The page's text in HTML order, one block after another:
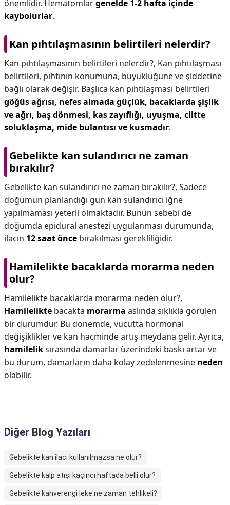
önemlidir. Hematomlargenelde 1-2 hafta içinde
kaybolurlar.
Kan pıhtılaşmasının belirtileri nelerdir?
Kan pıhtılaşmasının belirtileri nelerdir?, Kan pıhtılaşması
belirtileri, pıhtının konumuna, büyüklüğüne ve şiddetine
bağlı olarak değişir. Başlıca kan pıhtılaşması belirtileri
göğüs ağrısı, nefes almada güçlük, bacaklarda şişlik
ve ağrı, baş dönmesi, kas zayıflığı, uyuşma, ciltte
soluklaşma, mide bulantısı ve kusmadır.
Gebelikte kan sulandırıcı ne zaman
bırakılır?
Gebelikte kan sulandırıcı ne zaman bırakılır?, Sadece
doğumun planlandığı gün kan sulandırıcı iğne
yapılmaması yeterli olmaktadır. Bunun sebebi de
doğumda epidural anestezi uygulanması durumunda,
ilacın 12 saat önce bırakılması gerekliliğidir.
Hamilelikte bacaklarda morarma neden
olur?
Hamilelikte bacaklarda morarma neden olur?,
Hamilelikte bacakta morarma aslında sıklıkla görülen
bir durumdur. Bu dönemde, vücutta hormonal
değişiklikler ve kan hacminde artış meydana gelir. Ayrıca,
hamileliksırasında damarlar üzerindeki baskı artar ve
bu durum, damarların daha kolay zedelenmesine neden
olabilir.
Diğer Blog Yazıları
Gebelikte kan ilacı kullanılmazsa ne olur?
Gebelikte kalp atışı kaçıncı haftada belli olur?
Gebelikte kahverengi leke ne zaman tehlikeli?